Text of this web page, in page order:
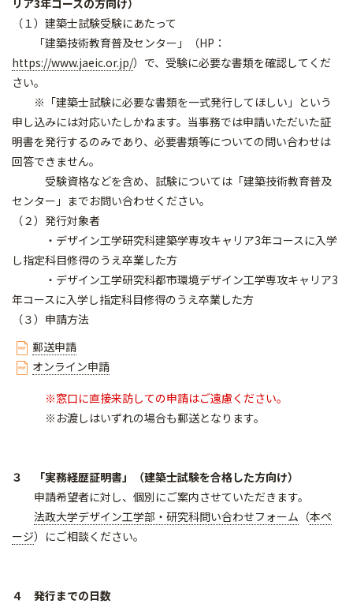
リア3年コースの方向け）
（１）建築士試験受験にあたって
「建築技術教育普及センター」（HP：
https://www.jaeic.or.jp/）で、受験に必要な書類を確認してくだ
さい。
※「建築士試験に必要な書類を一式発行してほしい」という
申し込みには対応いたしかねます。当事務では申請いただいた証
明書を発行するのみであり、必要書類等についての問い合わせは
回答できません。
受験資格などを含め、試験については「建築技術教育普及
センター」までお問い合わせください。
（２）発行対象者
・デザイン工学研究科建築学専攻キャリア3年コースに入学
し指定科目修得のうえ卒業した方
・デザイン工学研究科都市環境デザイン工学専攻キャリア3
年コースに入学し指定科目修得のうえ卒業した方
（３）申請方法
郵送申​請
オンライン申請
※窓口に直接来訪しての申請はご遠慮ください。
※お渡しはいずれの場合も郵送となります。
３ 「実務経歴証明書」（建築士試験を合格した方向け）
申請希望者に対し、個別にご案内させていただきます。
法政大学デザイン工学部・研究科問い合わせフォーム （本ペ
ージ）にご相談ください。
４ 発行までの日数